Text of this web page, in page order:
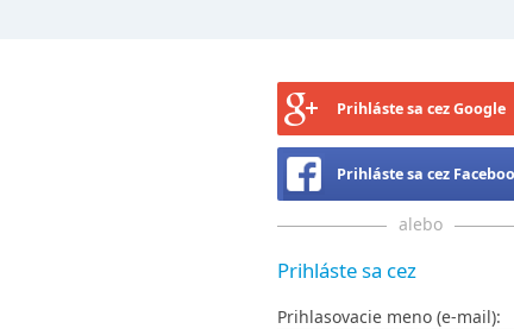
Prihláste sa cez Google
Prihláste sa cez
alebo
Prihláste sa cez
Prihlasovacie meno (e-mail):